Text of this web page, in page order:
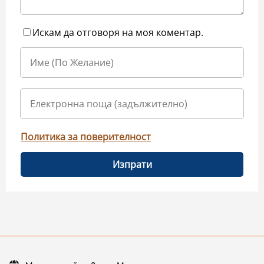
Искам да отговоря на моя коментар.
Политика за поверителност
Изпрати